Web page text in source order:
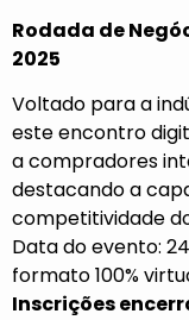
Rodada de
2025
Voltado para a
este encontro
a compradores
destacando a
competitividade
Data do evento:
formato 100%
Inscrições